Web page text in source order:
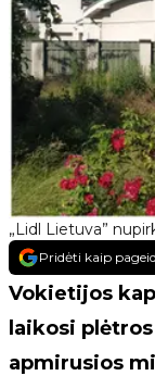
„Lidl Lietuva”
Pridėti kaip
Vokietijos
laikosi
apmirusios